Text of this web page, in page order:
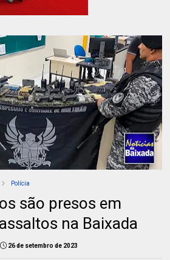
Polícia
são presos em
na Baixada
26 de setembro de 2023